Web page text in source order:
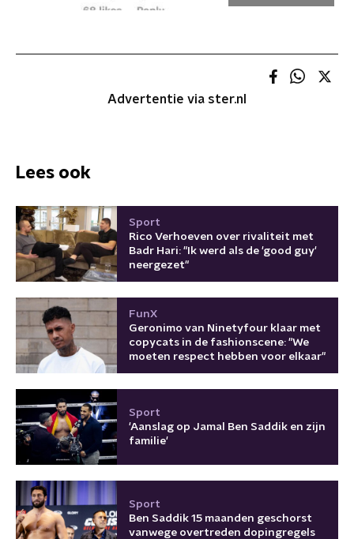
Advertentie via ster.nl
Lees ook
Sport
Rico Verhoeven over rivaliteit met
Badr Hari: "Ik werd als de 'good guy'
neergezet"
FunX
Geronimo van Ninetyfour klaar met
copycats in de fashionscene: "We
moeten respect hebben voor elkaar"
Sport
'Aanslag op Jamal Ben Saddik en zijn
familie'
Sport
Ben Saddik 15 maanden geschorst
vanwege overtreden dopingregels